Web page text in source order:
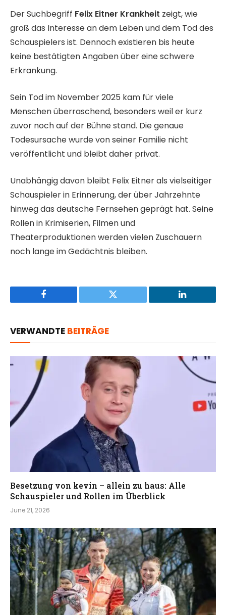
Der Suchbegriff Felix Eitner Krankheit zeigt, wie
groß das Interesse an dem Leben und dem Tod des
Schauspielers ist. Dennoch existieren bis heute
keine bestätigten Angaben über eine schwere
Erkrankung.
Sein Tod im November 2025 kam für viele
Menschen überraschend, besonders weil er kurz
zuvor noch auf der Bühne stand. Die genaue
Todesursache wurde von seiner Familie nicht
veröffentlicht und bleibt daher privat.
Unabhängig davon bleibt Felix Eitner als vielseitiger
Schauspieler in Erinnerung, der über Jahrzehnte
hinweg das deutsche Fernsehen geprägt hat. Seine
Rollen in Krimiserien, Filmen und
Theaterproduktionen werden vielen Zuschauern
noch lange im Gedächtnis bleiben.
Facebook Twitter LinkedIn
VERWANDTE BEITRÄGE
Besetzung von kevin – allein zu haus: Alle
Schauspieler und Rollen im Überblick
June 21, 2026